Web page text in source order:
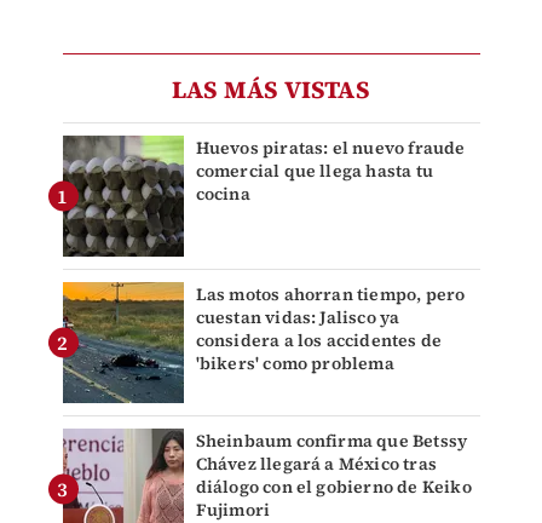
LAS MÁS VISTAS
Huevos piratas: el nuevo fraude
comercial que llega hasta tu
cocina
Las motos ahorran tiempo, pero
cuestan vidas: Jalisco ya
considera a los accidentes de
'bikers' como problema
Sheinbaum confirma que Betssy
Chávez llegará a México tras
diálogo con el gobierno de Keiko
Fujimori